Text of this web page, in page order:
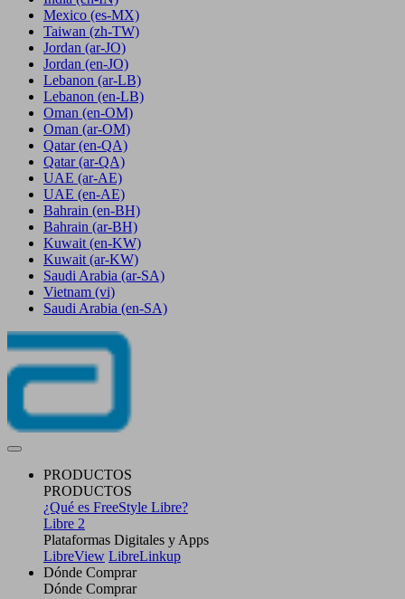
Mexico (es-MX)
Taiwan (zh-TW)
Jordan (ar-JO)
Jordan (en-JO)
Lebanon (ar-LB)
Lebanon (en-LB)
Oman (en-OM)
Oman (ar-OM)
Qatar (en-QA)
Qatar (ar-QA)
UAE (ar-AE)
UAE (en-AE)
Bahrain (en-BH)
Bahrain (ar-BH)
Kuwait (en-KW)
Kuwait (ar-KW)
Saudi Arabia (ar-SA)
Vietnam (vi)
Saudi Arabia (en-SA)
PRODUCTOS
PRODUCTOS
¿Qué es FreeStyle Libre?
Libre 2
Plataformas Digitales y Apps
LibreView LibreLinkup
Dónde Comprar
Dónde Comprar